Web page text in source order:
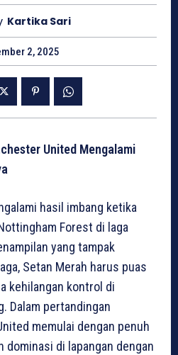
Kartika Sari
2, 2025
United Mengalami
hasil imbang ketika
Forest di laga
yang tampak
Setan Merah harus puas
kehilangan kontrol di
Dalam pertandingan
memulai dengan penuh
dominasi di lapangan dengan